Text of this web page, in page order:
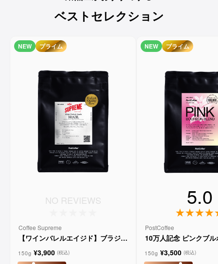
ベストセレクション
NEW プライム
NO REVIEWS
Coffee Supreme
【ワインバレルエイジド】ブラジル
ョ
150g ¥3,900 (税込)
NEW プライム
5.0
PostCoffee
10万人記念 ピンクブ
150g ¥3,500 (税込)